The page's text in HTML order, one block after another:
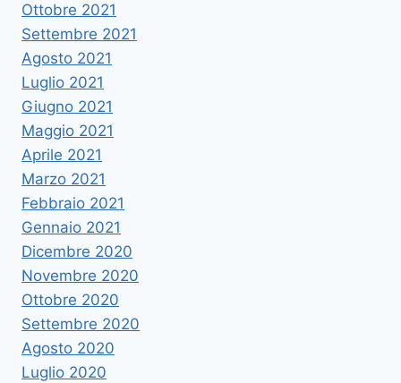
Ottobre 2021
Settembre 2021
Agosto 2021
Luglio 2021
Giugno 2021
Maggio 2021
Aprile 2021
Marzo 2021
Febbraio 2021
Gennaio 2021
Dicembre 2020
Novembre 2020
Ottobre 2020
Settembre 2020
Agosto 2020
Luglio 2020